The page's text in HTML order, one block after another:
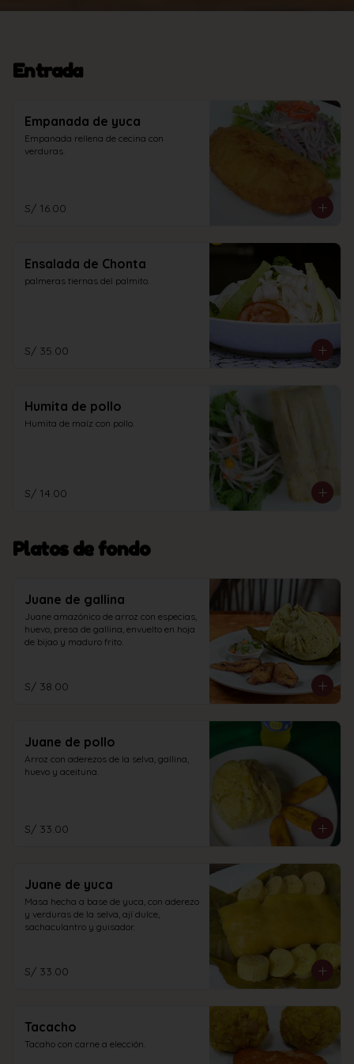
Entrada
Empanada de yuca
Empanada rellena de cecina con
verduras.
S/ 16.00
Ensalada de Chonta
palmeras tiernas del palmito.
S/ 35.00
Humita de pollo
Humita de maíz con pollo.
S/ 14.00
Platos de fondo
Juane de gallina
Juane amazónico de arroz con especias,
huevo, presa de gallina, envuelto en hoja
de bijao y maduro frito.
S/ 38.00
Juane de pollo
Arroz con aderezos de la selva, gallina,
huevo y aceituna.
S/ 33.00
Juane de yuca
Masa hecha a base de yuca, con aderezo
y verduras de la selva, ají dulce,
sachaculantro y guisador.
S/ 33.00
Tacacho
Tacaho con carne a elección.